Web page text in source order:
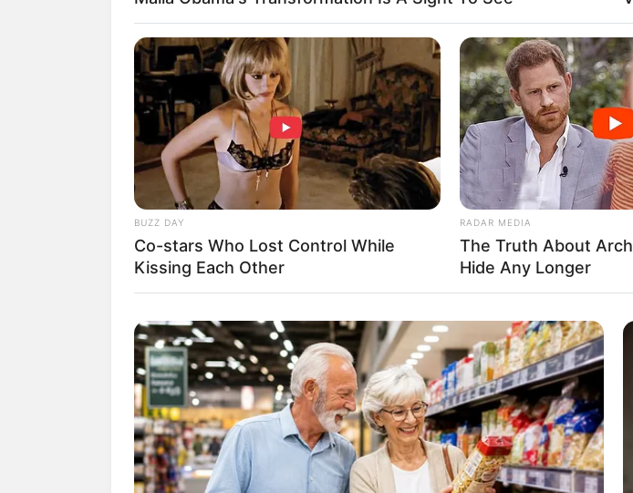
(foto: instagram/chantfelicia)
BUZZ DAY
Co-stars Who Lost Control While
Kissing Each Other
RADAR MEDIA
The Truth About
Hide Any Longer